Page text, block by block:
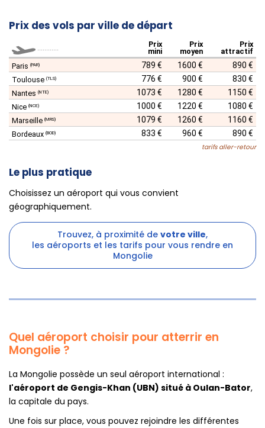
Prix des vols par ville de départ
............
Prix
mini
Prix
moyen
Prix
attractif
Paris (PAR) 789 € 1600 € 890 €
Toulouse (TLS) 776 € 900 € 830 €
Nantes (NTE) 1073 € 1280 € 1150 €
Nice (NCE) 1000 € 1220 € 1080 €
Marseille (MRS) 1079 € 1260 € 1160 €
Bordeaux (BOD) 833 € 960 € 890 €
tarifs aller-retour
Le plus pratique
Choisissez un aéroport qui vous convient
géographiquement.
Trouvez, à proximité de votre ville,
les aéroports et les tarifs pour vous rendre en
Mongolie
Quel aéroport choisir pour atterrir en
Mongolie ?
La Mongolie possède un seul aéroport international :
l'aéroport de Gengis-Khan (UBN) situé à Oulan-Bator,
la capitale du pays.
Une fois sur place, vous pouvez rejoindre les différentes